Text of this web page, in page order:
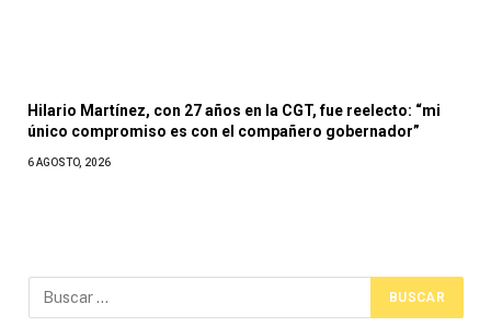
Hilario Martínez, con 27 años en la CGT, fue reelecto: “mi
único compromiso es con el compañero gobernador”
6 AGOSTO, 2026